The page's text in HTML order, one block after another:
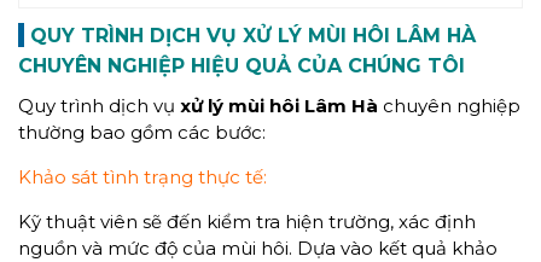
QUY TRÌNH DỊCH VỤ XỬ LÝ MÙI HÔI LÂM HÀ
CHUYÊN NGHIỆP HIỆU QUẢ CỦA CHÚNG TÔI
Quy trình dịch vụ xử lý mùi hôi Lâm Hà chuyên nghiệp
thường bao gồm các bước:
Khảo sát tình trạng thực tế:
Kỹ thuật viên sẽ đến kiểm tra hiện trường, xác định
nguồn và mức độ của mùi hôi. Dựa vào kết quả khảo